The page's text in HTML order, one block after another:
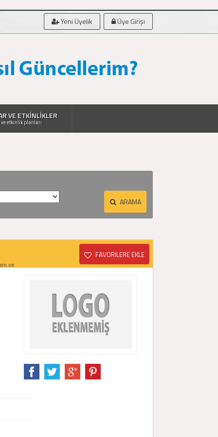
Yeni Üyelik Üye Girişi
VE ETKİNLİKLER
etkinlik planları
ARAMA
ve
FAVORİLERE EKLE